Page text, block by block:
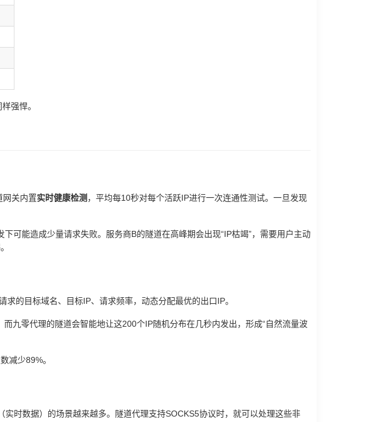
强悍。
网关内置实时健康检测 ，平均每10秒对每个活跃IP进行一次连通性测试。一旦发现
可能造成少量请求失败。服务商B的隧道在高峰期会出现“IP枯竭”，需要用户主动
的目标域名、目标IP、请求频率，动态分配最优的出口IP。
零代理的隧道会智能地让这200个IP随机分布在几秒内发出，形成“自然流量波
减少89%。
时数据）的场景越来越多。隧道代理支持SOCKS5协议时，就可以处理这些非